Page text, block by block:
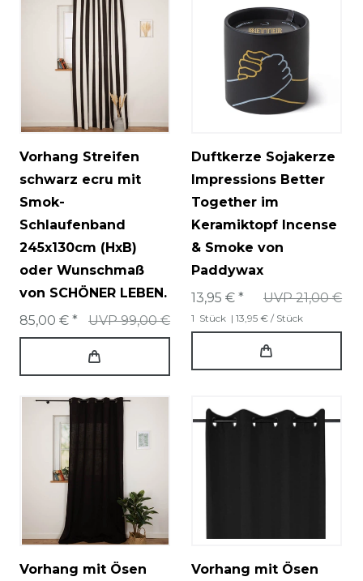
Vorhang Streifen
schwarz ecru mit
Smok-
Schlaufenband
245x130cm (HxB)
oder Wunschmaß
von SCHÖNER LEBEN.
UVP 99,00 €
85,00 € *
Duftkerze Sojakerze
Impressions Better
Together im
Keramiktopf Incense
& Smoke von
Paddywax
UVP 21,00 €
13,95 € *
1 Stück | 13,95 € / Stück
Vorhang mit Ösen
Vorhang mit Ösen